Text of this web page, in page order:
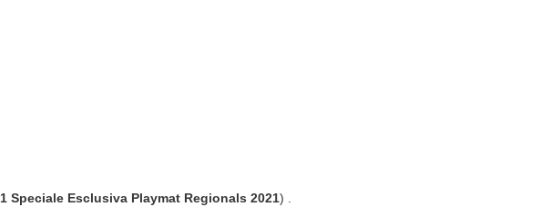
1 Speciale Esclusiva Playmat Regionals 2021)